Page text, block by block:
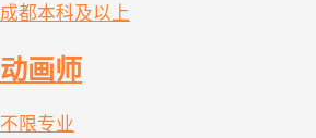
成都本科及以上
动画师
不限专业